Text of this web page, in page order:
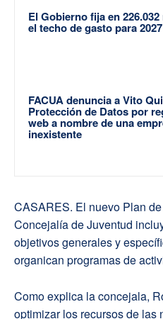
El Gobierno fija en
el techo de gasto para 2027
FACUA denuncia a Vito
Protección de Datos por
web a nombre de una
inexistente
CASARES. El nuevo Plan
Concejalía de Juventud
objetivos generales y
organican programas de
Como explica la concejala,
optimizar los recursos de